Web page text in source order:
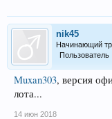
nik45
Начинающий
Пользователь
Muxan303, версия
лота...
14 июн 2018